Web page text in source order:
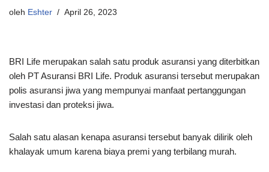
oleh Eshter April 26, 2023
BRI Life merupakan salah satu produk asuransi yang diterbitkan
oleh PT Asuransi BRI Life. Produk asuransi tersebut merupakan
polis asuransi jiwa yang mempunyai manfaat pertanggungan
investasi dan proteksi jiwa.
Salah satu alasan kenapa asuransi tersebut banyak dilirik oleh
khalayak umum karena biaya premi yang terbilang murah.